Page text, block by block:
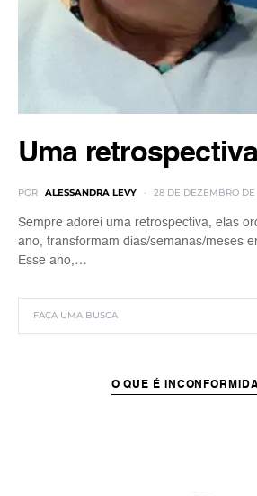
Uma
POR ALESSANDRA LEVY 28 DE DEZEMBRO
Sempre adorei uma retrospectiva, elas
ano, transformam dias/semanas/meses
Esse ano,…
O QUE É